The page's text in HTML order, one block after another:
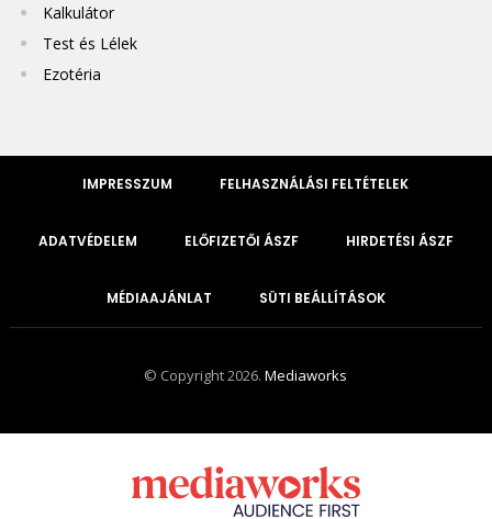
Kalkulátor
Test és Lélek
Ezotéria
IMPRESSZUM FELHASZNÁLÁSI FELTÉTELEK
ADATVÉDELEM ELŐFIZETŐI ÁSZF HIRDETÉSI ÁSZF
MÉDIAAJÁNLAT SÜTI BEÁLLÍTÁSOK
© Copyright 2026.Mediaworks